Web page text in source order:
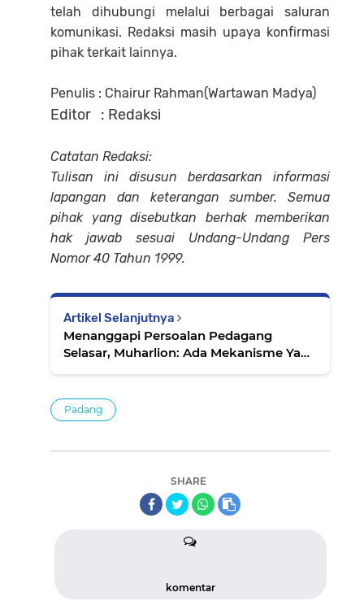
telah dihubungi melalui berbagai saluran
komunikasi. Redaksi masih upaya konfirmasi
pihak terkait lainnya.
Penulis : Chairur Rahman(Wartawan Madya)
Editor : Redaksi
Catatan Redaksi:
Tulisan ini disusun berdasarkan informasi
lapangan dan keterangan sumber. Semua
pihak yang disebutkan berhak memberikan
hak jawab sesuai Undang-Undang Pers
Nomor 40 Tahun 1999.
Artikel Selanjutnya
Menanggapi Persoalan Pedagang
Selasar, Muharlion: Ada Mekanisme Yang
Padang
SHARE
komentar